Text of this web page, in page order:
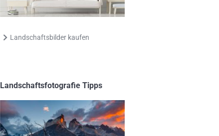
Landschaftsbilder kaufen
Landschaftsfotografie Tipps